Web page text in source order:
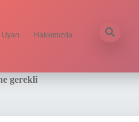
Hakkımızda
gerekli